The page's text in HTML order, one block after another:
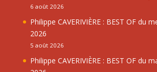
6 août 2026
Philippe CAVERIVIÈRE : BEST OF du
2026
5 août 2026
Philippe CAVERIVIÈRE : BEST OF du